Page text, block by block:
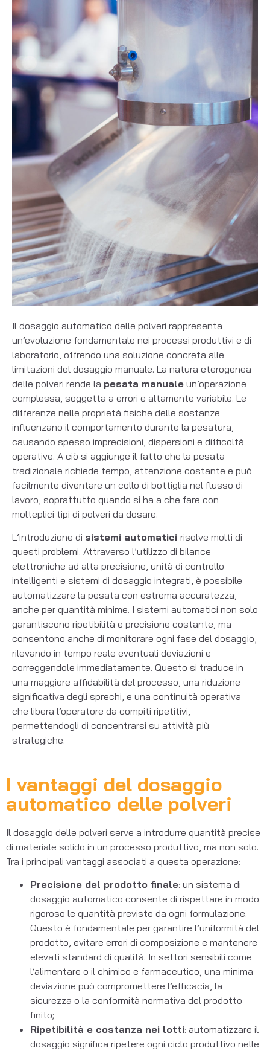
Il dosaggio automatico delle polveri rappresenta
un’evoluzione fondamentale nei processi produttivi e di
laboratorio, offrendo una soluzione concreta alle
limitazioni del dosaggio manuale. La natura eterogenea
delle polveri rende la pesata manuale un’operazione
complessa, soggetta a errori e altamente variabile. Le
differenze nelle proprietà fisiche delle sostanze
influenzano il comportamento durante la pesatura,
causando spesso imprecisioni, dispersioni e difficoltà
operative. A ciò si aggiunge il fatto che la pesata
tradizionale richiede tempo, attenzione costante e può
facilmente diventare un collo di bottiglia nel flusso di
lavoro, soprattutto quando si ha a che fare con
molteplici tipi di polveri da dosare.
L’introduzione di sistemi automatici risolve molti di
questi problemi. Attraverso l’utilizzo di bilance
elettroniche ad alta precisione, unità di controllo
intelligenti e sistemi di dosaggio integrati, è possibile
automatizzare la pesata con estrema accuratezza,
anche per quantità minime. I sistemi automatici non solo
garantiscono ripetibilità e precisione costante, ma
consentono anche di monitorare ogni fase del dosaggio,
rilevando in tempo reale eventuali deviazioni e
correggendole immediatamente. Questo si traduce in
una maggiore affidabilità del processo, una riduzione
significativa degli sprechi, e una continuità operativa
che libera l’operatore da compiti ripetitivi,
permettendogli di concentrarsi su attività più
strategiche.
I vantaggi del dosaggio
automatico delle polveri
Il dosaggio delle polveri serve a introdurre quantità precise
di materiale solido in un processo produttivo, ma non solo.
Tra i principali vantaggi associati a questa operazione:
Precisione del prodotto finale: un sistema di
dosaggio automatico consente di rispettare in modo
rigoroso le quantità previste da ogni formulazione.
Questo è fondamentale per garantire l’uniformità del
prodotto, evitare errori di composizione e mantenere
elevati standard di qualità. In settori sensibili come
l’alimentare o il chimico e farmaceutico, una minima
deviazione può compromettere l’efficacia, la
sicurezza o la conformità normativa del prodotto
finito;
Ripetibilità e costanza nei lotti: automatizzare il
dosaggio significa ripetere ogni ciclo produttivo nelle